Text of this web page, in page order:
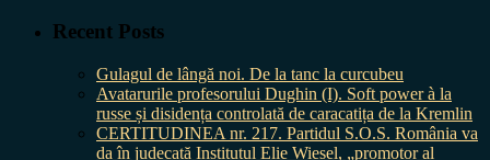
Recent Posts
Gulagul de lângă noi. De la tanc la curcubeu
Avatarurile profesorului Dughin (I). Soft power à la
russe și disidența controlată de caracatița de la Kremlin
CERTITUDINEA nr. 217. Partidul S.O.S. România va
da în judecată Institutul Elie Wiesel, „promotor al